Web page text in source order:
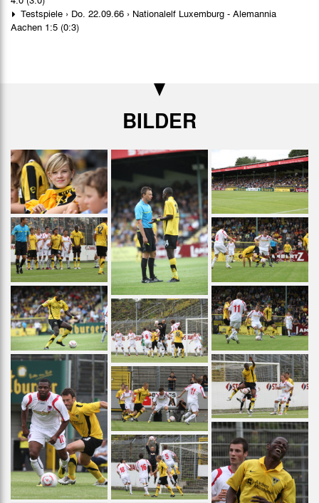
Testspiele › Do. 22.09.66 › Nationalelf Luxemburg - Alemannia
Aachen 1:5 (0:3)
BILDER